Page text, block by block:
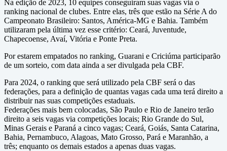
Na edição de 2023, 10 equipes conseguiram suas vagas via o
ranking nacional de clubes. Entre elas, três que estão na Série A do
Campeonato Brasileiro: Santos, América-MG e Bahia. Também
utilizaram pela última vez esse critério: Ceará, Juventude,
Chapecoense, Avaí, Vitória e Ponte Preta.
Por estarem empatados no ranking, Guarani e Criciúma participarão
de um sorteio, com data ainda a ser divulgada pela CBF.
Para 2024, o ranking que será utilizado pela CBF será o das
federações, para a definição de quantas vagas cada uma terá direito a
distribuir nas suas competições estaduais.
Federações mais bem colocadas, São Paulo e Rio de Janeiro terão
direito a seis vagas via competições locais; Rio Grande do Sul,
Minas Gerais e Paraná a cinco vagas; Ceará, Goiás, Santa Catarina,
Bahia, Pernambuco, Alagoas, Mato Grosso, Pará e Maranhão, a
três; enquanto os demais estados a apenas duas vagas.